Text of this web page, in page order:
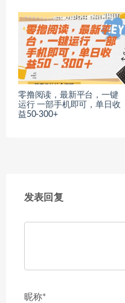
零撸阅读，最新平台，一键
运行 一部手机即可，单日收
益50-300+
发表回复
昵称*